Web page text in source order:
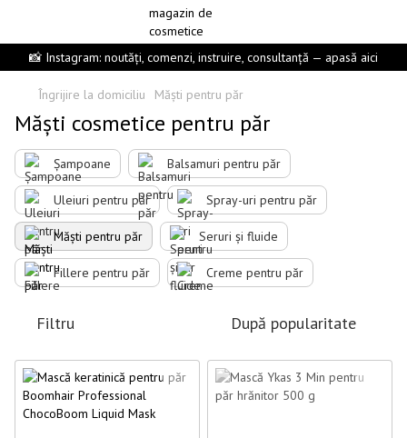
📸 Instagram: noutăți, comenzi, instruire, consultanță — apasă aici
Îngrijire la domiciliu Măști pentru păr
Măști cosmetice pentru păr
Șampoane Balsamuri pentru păr
Uleiuri pentru păr Spray-uri pentru păr
Măști pentru păr Seruri și fluide
Fillere pentru păr Creme pentru păr
Filtru După popularitate